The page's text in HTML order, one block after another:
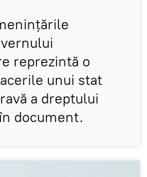
reprezintă o
unui stat
a dreptului
document.